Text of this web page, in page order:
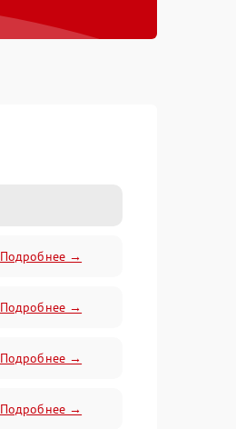
Подробнее →
Подробнее →
Подробнее →
Подробнее →